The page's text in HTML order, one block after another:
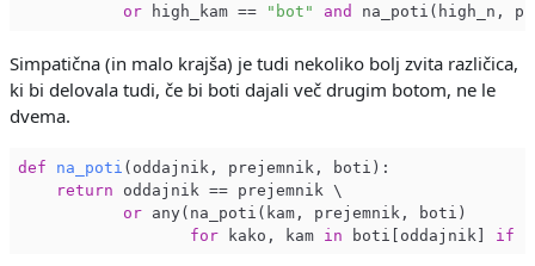
or high_kam == "bot" and
Simpatična (in malo krajša) je tudi nekoliko bolj zvita različica,
ki bi delovala tudi, če bi boti dajali več drugim botom, ne le
dvema.
def na_poti (oddajnik, prejemnik, boti) :
return oddajnik == prejemnik \
or any(na_poti(kam, prejemnik, boti)
for kako, kam in boti[oddajnik] if